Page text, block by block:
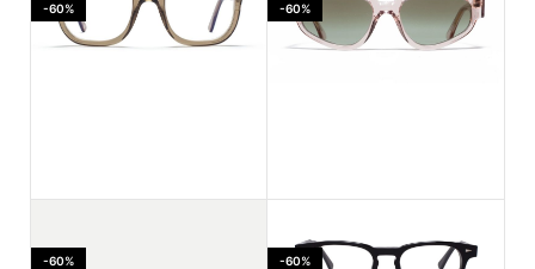
-60%
light
-60%
Dustlight
-60% -60%